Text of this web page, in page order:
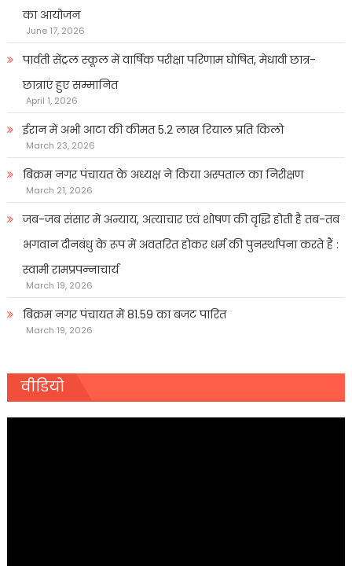
का आयोजन
June 17, 2026
पार्वती सेंट्रल स्कूल में वार्षिक परीक्षा परिणाम घोषित, मेधावी छात्र-
छात्राएं हुए सम्मानित
April 1, 2026
ईरान में अभी आटा की कीमत 5.2 लाख रियाल प्रति किलो
March 23, 2026
बिक्रम नगर पंचायत के अध्यक्ष ने किया अस्पताल का निरीक्षण
March 21, 2026
जब-जब संसार में अन्याय, अत्याचार एवं शोषण की वृद्धि होती है तब-तब
भगवान दीनबंधु के रूप में अवतरित होकर धर्म की पुनर्स्थापना करते हैं :
स्वामी रामप्रपन्नाचार्य
March 19, 2026
बिक्रम नगर पंचायत में 81.59 का बजट पारित
March 19, 2026
वीडियो